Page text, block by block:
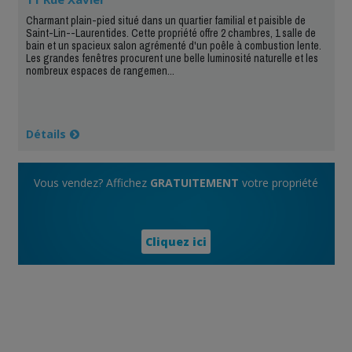
Charmant plain-pied situé dans un quartier familial et paisible de
Saint-Lin--Laurentides. Cette propriété offre 2 chambres, 1 salle de
bain et un spacieux salon agrémenté d'un poêle à combustion lente.
Les grandes fenêtres procurent une belle luminosité naturelle et les
nombreux espaces de rangemen...
Détails
Vous vendez? Affichez GRATUITEMENT votre propriété
Cliquez ici